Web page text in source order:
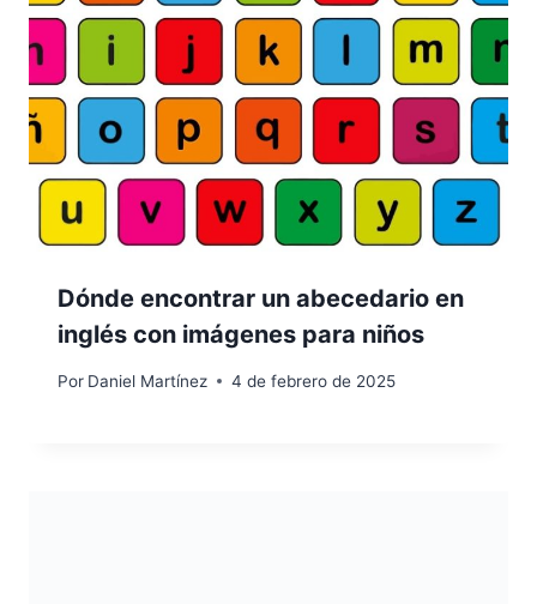
Dónde encontrar un abecedario en
inglés con imágenes para niños
Por Daniel Martínez 4 de febrero de 2025